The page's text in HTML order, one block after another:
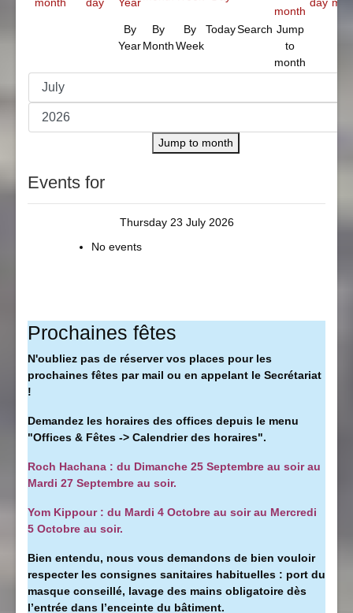
By
Year
By
Month
By
Week
TodaySearch Jump
to
month
Jump to month
Events for
Thursday 23 July 2026
No events
Prochaines fêtes
N'oubliez pas de réserver vos places pour les
prochaines fêtes par mail ou en appelant le Secrétariat
!
Demandez les horaires des offices depuis le menu
"Offices & Fêtes -> Calendrier des horaires".
Roch Hachana : du Dimanche 25 Septembre au soir au
Mardi 27 Septembre au soir.
Yom Kippour : du Mardi 4 Octobre au soir au Mercredi
5 Octobre au soir.
Bien entendu, nous vous demandons de bien vouloir
respecter les consignes sanitaires habituelles : port du
masque conseillé, lavage des mains obligatoire dès
l’entrée dans l’enceinte du bâtiment.